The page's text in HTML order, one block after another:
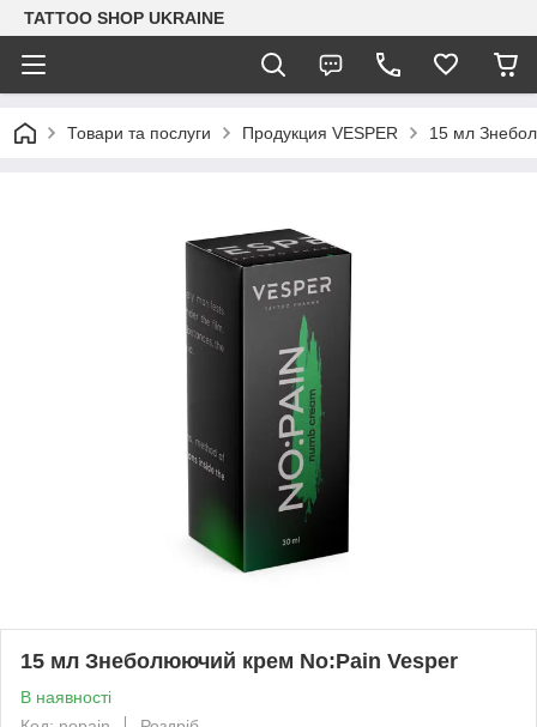
TATTOO SHOP UKRAINE
Товари та послуги Продукция VESPER 15 мл
15 мл Знеболюючий крем No:Pain Vesper
В наявності